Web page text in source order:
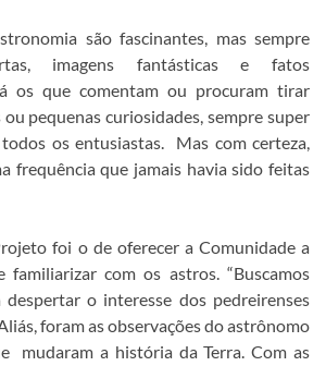
são fascinantes, mas sempre
imagens fantásticas e fatos
os que comentam ou procuram tirar
pequenas curiosidades, sempre super
os entusiastas. Mas com certeza,
frequência que jamais havia sido feitas
foi o de oferecer a Comunidade a
familiarizar com os astros. “Buscamos
despertar o interesse dos pedreirenses
foram as observações do astrônomo
mudaram a história da Terra. Com as